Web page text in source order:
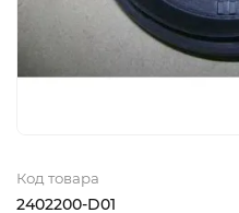
Код товара
2402200-D01